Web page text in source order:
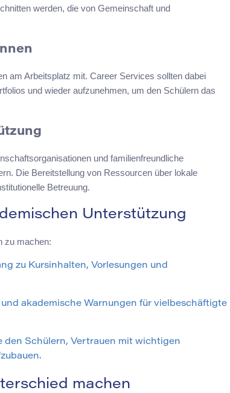
werden, die von Gemeinschaft und
am Arbeitsplatz mit. Career Services sollten dabei
und wieder aufzunehmen, um den Schülern das
und familienfreundliche
Die Bereitstellung von Ressourcen über lokale
Betreuung.
Unterstützung
zu machen:
zu Kursinhalten, Vorlesungen und
akademische Warnungen für vielbeschäftigte
den Schülern, Vertrauen mit wichtigen
machen